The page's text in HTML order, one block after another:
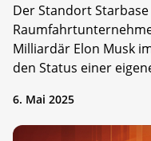
Der Standort Starbase
Milliardär Elon Musk
den Status einer
6. Mai 2025